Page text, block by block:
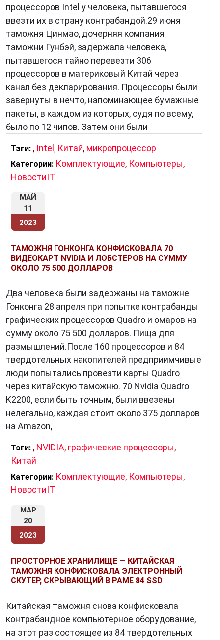
процессоров Intel у человека, пытавшегося
ввезти их в страну контрабандой.29 июня
таможня Цинмао, дочерняя компания
таможни Гунбэй, задержала человека,
пытавшегося тайно перевезти 306
процессоров в материковый Китай через
канал без декларирования. Процессоры были
завернуты в нечто, напоминающее бумажные
пакеты, в каждом из которых, судя по всему,
было по 12 чипов. Затем они были
Тэги: , Intel , Китай, микропроцессор
Категории: Комплектующие, Компьютеры,
НовостиIT
МАЙ
11
2023
ТАМОЖНЯ ГОНКОНГА КОНФИСКОВАЛА 70
ВИДЕОКАРТ NVIDIA И ЛОБСТЕРОВ НА СУММУ
ОКОЛО 75 500 ДОЛЛАРОВ
Два человека были задержаны на таможне
Гонконга 28 апреля при попытке контрабанды
графических процессоров Quadro и омаров на
сумму около 75 500 долларов. Пища для
размышлений.После 160 процессоров и 84
твердотельных накопителей предприимчивые
люди попытались провезти карты Quadro
через китайскую таможню. 70 Nvidia Quadro
K2200, если быть точным, были ввезены
нелегально, каждая стоит около 375 долларов
на Amazon,
Тэги: , NVIDIA, графические процессоры,
Китай
Категории: Комплектующие, Компьютеры,
НовостиIT
МАР
20
2023
ПРОСТОРНОЕ ХРАНИЛИЩЕ — КИТАЙСКАЯ
ТАМОЖНЯ КОНФИСКОВАЛА ЭЛЕКТРОННЫЙ
СКУТЕР, СКРЫВАЮЩИЙ В РАМЕ 84 SSD
Китайская таможня снова конфисковала
контрабандное компьютерное оборудование,
на этот раз состоящее из 84 твердотельных